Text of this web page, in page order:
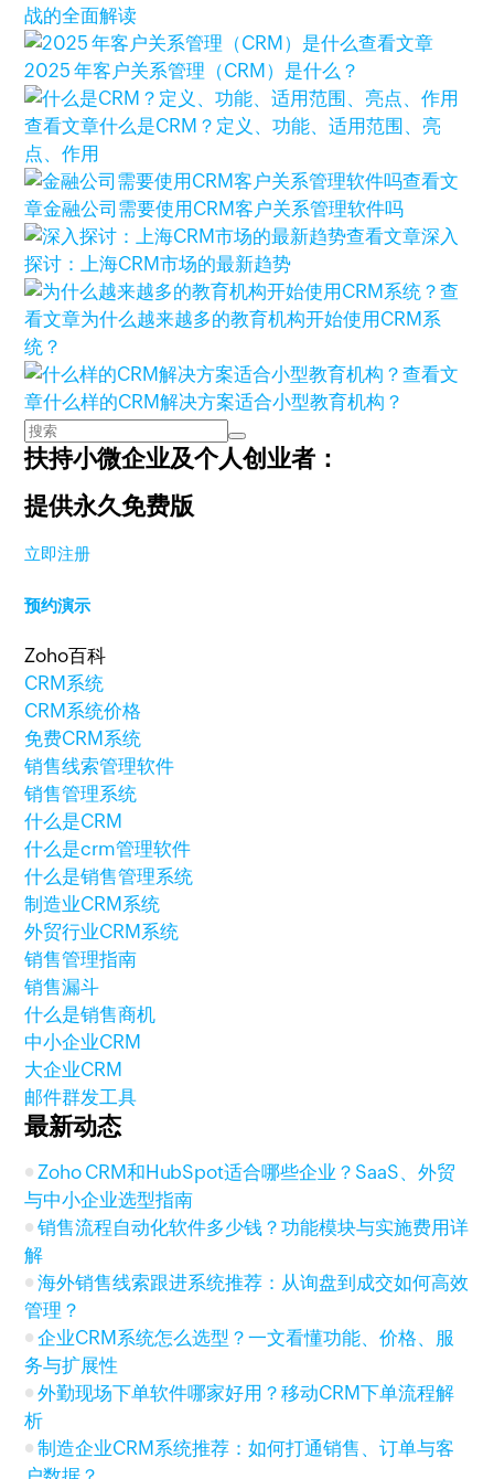
战的全面解读
查看文章
2025 年客户关系管理（CRM）是什么？
查看文章什么是CRM？定义、功能、适用范围、亮
点、作用
查看文
章金融公司需要使用CRM客户关系管理软件吗
查看文章深入
探讨：上海CRM市场的最新趋势
查
看文章为什么越来越多的教育机构开始使用CRM系
统？
查看文
章什么样的CRM解决方案适合小型教育机构？
扶持小微企业及个人创业者：
提供永久免费版
立即注册
预约演示
Zoho百科
CRM系统
CRM系统价格
免费CRM系统
销售线索管理软件
销售管理系统
什么是CRM
什么是crm管理软件
什么是销售管理系统
制造业CRM系统
外贸行业CRM系统
销售管理指南
销售漏斗
什么是销售商机
中小企业CRM
大企业CRM
邮件群发工具
最新动态
Zoho CRM和HubSpot适合哪些企业？SaaS、外贸
与中小企业选型指南
销售流程自动化软件多少钱？功能模块与实施费用详
解
海外销售线索跟进系统推荐：从询盘到成交如何高效
管理？
企业CRM系统怎么选型？一文看懂功能、价格、服
务与扩展性
外勤现场下单软件哪家好用？移动CRM下单流程解
析
制造企业CRM系统推荐：如何打通销售、订单与客